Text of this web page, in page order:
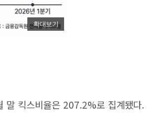
확대보기
말 킥스비율은 207.2%로 집계됐다.